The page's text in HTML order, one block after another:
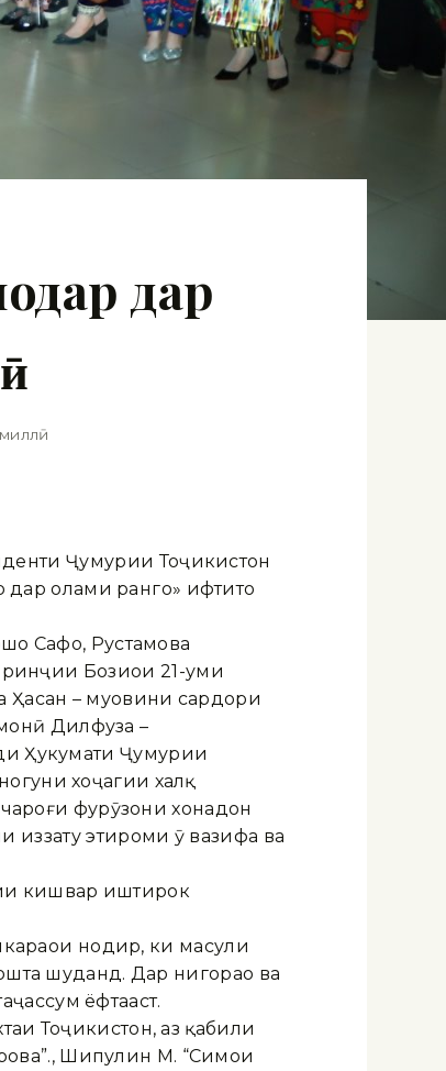
дар
Ҷумҳурии Тоҷикистон
олами рангҳо» ифтитоҳ
Сафо, Рустамова
Бозиҳои 21-уми
– муовини сардори
Дилфуза –
Ҳукумати Ҷумҳурии
хоҷагии халқ
фурӯзони хонадон
эҳтироми ӯ вазифа ва
кишвар иштирок
нодир, ки маҳсули
шуданд. Дар нигораҳо ва
ёфтааст.
Тоҷикистон, аз қабили
Шипулин М. “Симои